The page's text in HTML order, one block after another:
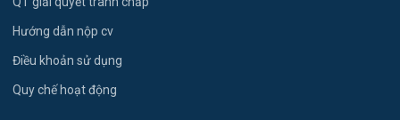
Thời Vụ
Tiếng Hàn
Việc làm Chu Văn An
Việc làm Trần Hưng Đạo
Hướng dẫn nộp cv
Điều khoản sử dụng
Quy chế hoạt động